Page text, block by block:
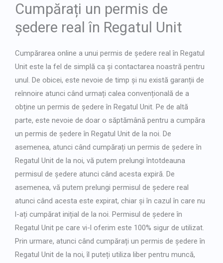
Cumpărați un permis de
ședere real în Regatul Unit
Cumpărarea online a unui permis de ședere real în Regatul
Unit este la fel de simplă ca și contactarea noastră pentru
unul. De obicei, este nevoie de timp și nu există garanții de
reînnoire atunci când urmați calea convențională de a
obține un permis de ședere în Regatul Unit. Pe de altă
parte, este nevoie de doar o săptămână pentru a cumpăra
un permis de ședere în Regatul Unit de la noi. De
asemenea, atunci când cumpărați un permis de ședere în
Regatul Unit de la noi, vă putem prelungi întotdeauna
permisul de ședere atunci când acesta expiră. De
asemenea, vă putem prelungi permisul de ședere real
atunci când acesta este expirat, chiar și în cazul în care nu
l-ați cumpărat inițial de la noi. Permisul de ședere în
Regatul Unit pe care vi-l oferim este 100% sigur de utilizat.
Prin urmare, atunci când cumpărați un permis de ședere în
Regatul Unit de la noi, îl puteți utiliza liber pentru muncă,